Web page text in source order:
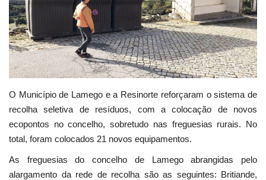
Estatuto Editorial
Saúde
Ficha técnica
Cultura
Lazer
Ambiente
O Município de Lamego e a Resinorte reforçaram o sistema de
recolha seletiva de resíduos, com a colocação de novos
ecopontos no concelho, sobretudo nas freguesias rurais. No
total, foram colocados 21 novos equipamentos.
As freguesias do concelho de Lamego abrangidas pelo
alargamento da rede de recolha são as seguintes: Britiande,